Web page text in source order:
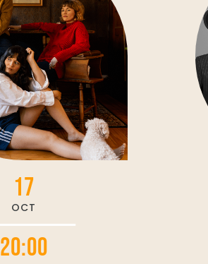
17
OCT
20:00